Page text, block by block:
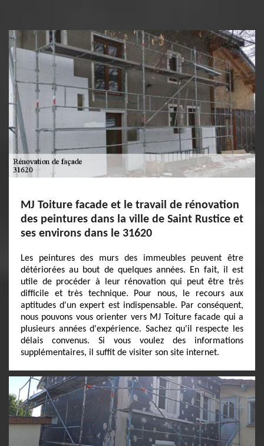
MJ Toiture facade et le travail de rénovation
des peintures dans la ville de Saint Rustice et
ses environs dans le 31620
Les peintures des murs des immeubles peuvent être
détériorées au bout de quelques années. En fait, il est
utile de procéder à leur rénovation qui peut être très
difficile et très technique. Pour nous, le recours aux
aptitudes d'un expert est indispensable. Par conséquent,
nous pouvons vous orienter vers MJ Toiture facade qui a
plusieurs années d'expérience. Sachez qu'il respecte les
délais convenus. Si vous voulez des informations
supplémentaires, il suffit de visiter son site internet.